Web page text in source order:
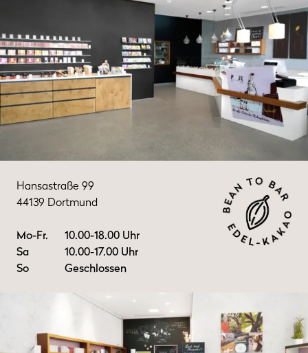
Hansastraße 99
44139 Dortmund
Mo-Fr.
Sa
So
10.00-18.00 Uhr
10.00-17.00 Uhr
Geschlossen